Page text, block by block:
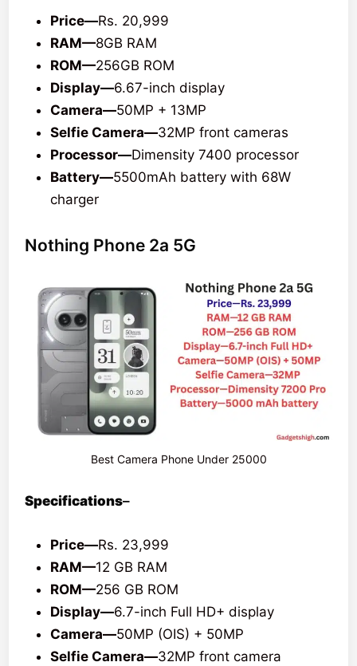
Price—Rs. 20,999
RAM—8GB RAM
ROM—256GB ROM
Display—6.67-inch display
Camera—50MP + 13MP
Selfie Camera—32MP front cameras
Processor—Dimensity 7400 processor
Battery—5500mAh battery with 68W
charger
Nothing Phone 2a 5G
Best Camera Phone Under 25000
Specifications–
Price—Rs. 23,999
RAM—12 GB RAM
ROM—256 GB ROM
Display—6.7-inch Full HD+ display
Camera—50MP (OIS) + 50MP
Selfie Camera—32MP front camera